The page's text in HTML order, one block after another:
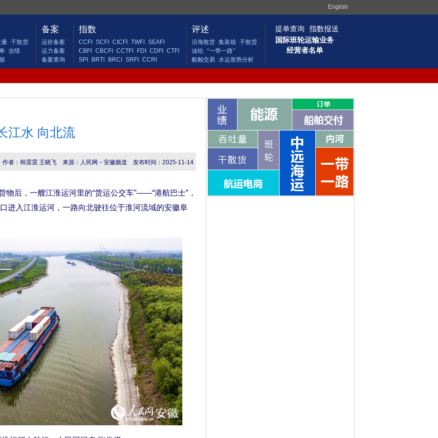
English
量 干散货
业绩
备案
运价备案
运力备案
备案查询
指数
CCFI SCFI CICFI TWFI
SEAFI
CBFI
CBCFI CCTFI FDI CDFI
CTFI
SPI
BRTI BRCI SRFI CCRI
评述
沿海散货 集装箱 干散货
油轮 “一带一路”
船舶交易 水运形势分析
提单查询
指数报送
国际班轮运输业务
经营者名单
江水 向北流
作者：韩震震 王晓飞 来源：人民网－安徽频道 发布时间：2025-11-14
，一艘江淮运河里的“货运公交车”——“港航巴士”，
进入江淮运河，一路向北驶往位于淮河流域的安徽阜